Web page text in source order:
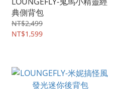
典側背包
NT$2,499
NT$1,599